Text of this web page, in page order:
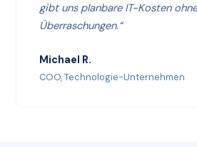
gibt uns planbare IT-Kosten
Überraschungen.“
Michael R.
COO, Technologie-Unternehmen